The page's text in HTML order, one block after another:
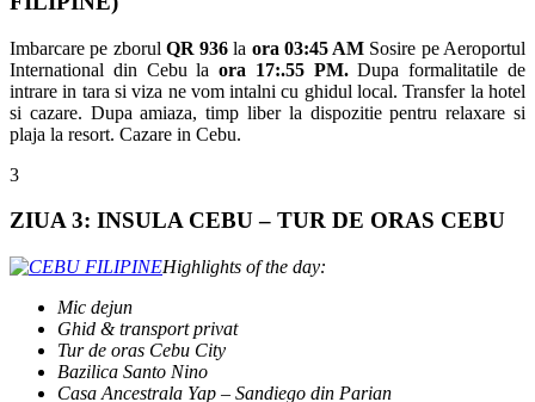
Imbarcare pe zborul QR 936 la ora 03:45 AM Sosire pe Aeroportul
International din Cebu laora 17:.55 PM.Dupa formalitatile de
intrare in tara si viza ne vom intalni cu ghidul local. Transfer la hotel
si cazare. Dupa amiaza, timp liber la dispozitie pentru relaxare si
plaja la resort. Cazare in Cebu.
3
ZIUA 3: INSULA CEBU – TUR DE ORAS CEBU
Highlights of the day:
Mic dejun
Ghid & transport privat
Tur de oras Cebu City
Bazilica Santo Nino
Casa Ancestrala Yap – Sandiego din Parian